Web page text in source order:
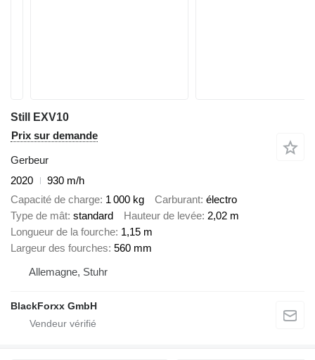
Still EXV10
Prix sur demande
Gerbeur
2020
930 m/h
Capacité de charge 1 000 kg Carburant électro
Type de mât standard Hauteur de levée 2,02 m
Longueur de la fourche 1,15 m
Largeur des fourches 560 mm
Allemagne, Stuhr
BlackForxx GmbH